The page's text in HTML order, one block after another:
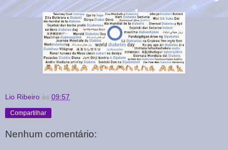
Lio Ribeiro às 09:57
Compartilhar
Nenhum comentário: